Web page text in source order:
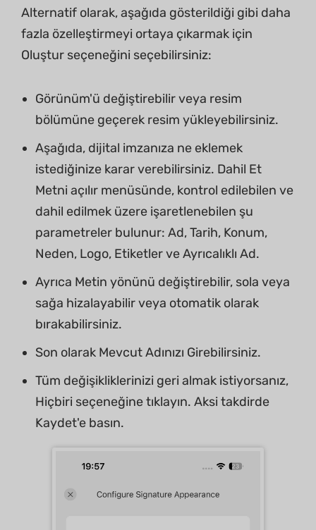
Alternatif olarak, aşağıda gösterildiği gibi daha
fazla özelleştirmeyi ortaya çıkarmak için
Oluştur seçeneğini seçebilirsiniz:
Görünüm'ü değiştirebilir veya resim
bölümüne geçerek resim yükleyebilirsiniz.
Aşağıda, dijital imzanıza ne eklemek
istediğinize karar verebilirsiniz. Dahil Et
Metni açılır menüsünde, kontrol edilebilen ve
dahil edilmek üzere işaretlenebilen şu
parametreler bulunur: Ad, Tarih, Konum,
Neden, Logo, Etiketler ve Ayrıcalıklı Ad.
Ayrıca Metin yönünü değiştirebilir, sola veya
sağa hizalayabilir veya otomatik olarak
bırakabilirsiniz.
Son olarak Mevcut Adınızı Girebilirsiniz.
Tüm değişikliklerinizi geri almak istiyorsanız,
Hiçbiri seçeneğine tıklayın. Aksi takdirde
Kaydet'e basın.